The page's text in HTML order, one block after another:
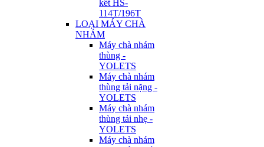
kết HS-
114T/196T
LOẠI MÁY CHÀ
NHÁM
Máy chà nhám
thùng -
YOLETS
Máy chà nhám
thùng tải nặng -
YOLETS
Máy chà nhám
thùng tải nhẹ -
YOLETS
Máy chà nhám